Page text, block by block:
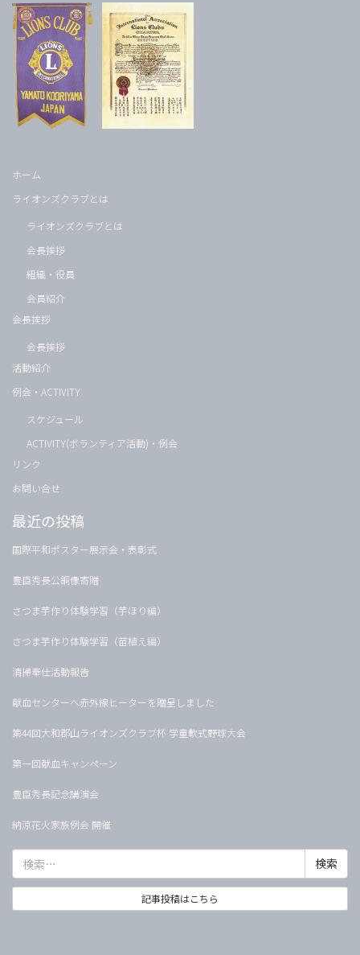
ホーム
ライオンズクラブとは
ライオンズクラブとは
会長挨拶
組織・役員
会員紹介
会長挨拶
会長挨拶
活動紹介
例会・ACTIVITY
スケジュール
ACTIVITY(ボランティア活動)・例会
リンク
お問い合せ
最近の投稿
国際平和ポスター展示会・表彰式
豊臣秀長公銅像寄贈
さつま芋作り体験学習（芋ほり編）
さつま芋作り体験学習（苗植え編）
清掃奉仕活動報告
献血センターへ赤外線ヒーターを贈呈しました
第44回大和郡山ライオンズクラブ杯 学童軟式野球大会
第一回献血キャンペーン
豊臣秀長記念講演会
納涼花火家族例会 開催
索:
記事投稿はこちら